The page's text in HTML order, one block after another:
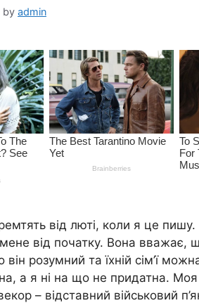
by admin
від люті, коли я це
від початку. Вона вважає,
розумний та їхній сім’ї
а я ні на що не придатна.
– відставний військовий